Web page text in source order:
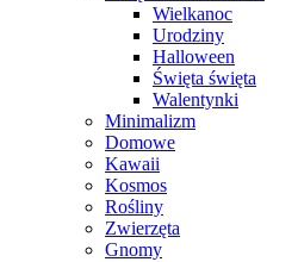
Wielkanoc
Urodziny
Halloween
Święta święta
Walentynki
Minimalizm
Domowe
Kawaii
Kosmos
Rośliny
Zwierzęta
Gnomy